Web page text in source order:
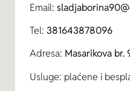
Email:
Tel: 381643878096
Adresa: Masarikova br.
Usluge: plaćene i